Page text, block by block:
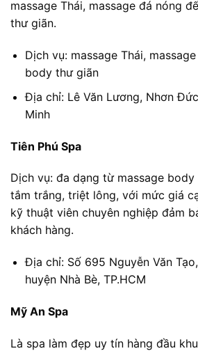
massage Thái, massage đá nóng
thư giãn.
Dịch vụ: massage Thái,
body thư giãn
Địa chỉ: Lê Văn Lương, Nhơn
Minh
Tiên Phú Spa
Dịch vụ: đa dạng từ massage
tắm trắng, triệt lông, với mức giá
kỹ thuật viên chuyên nghiệp đảm
khách hàng.
Địa chỉ: Số 695 Nguyễn Văn
huyện Nhà Bè, TP.HCM
Mỹ An Spa
Là spa làm đẹp uy tín hàng đầu